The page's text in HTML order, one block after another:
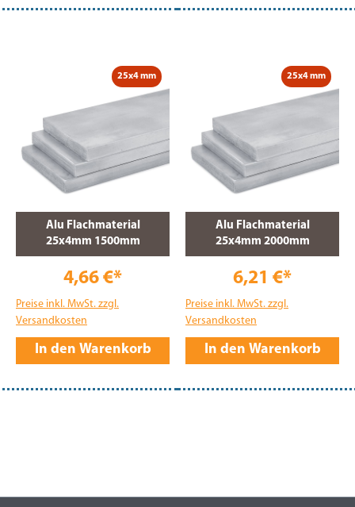
25x4 mm
Alu Flachmaterial
25x4mm 1500mm
4,66 €*
Preise inkl. MwSt. zzgl.
Versandkosten
In den Warenkorb
25x4 mm
Alu Flachmaterial
25x4mm 2000mm
6,21 €*
Preise inkl. MwSt. zzgl.
Versandkosten
In den Warenkorb